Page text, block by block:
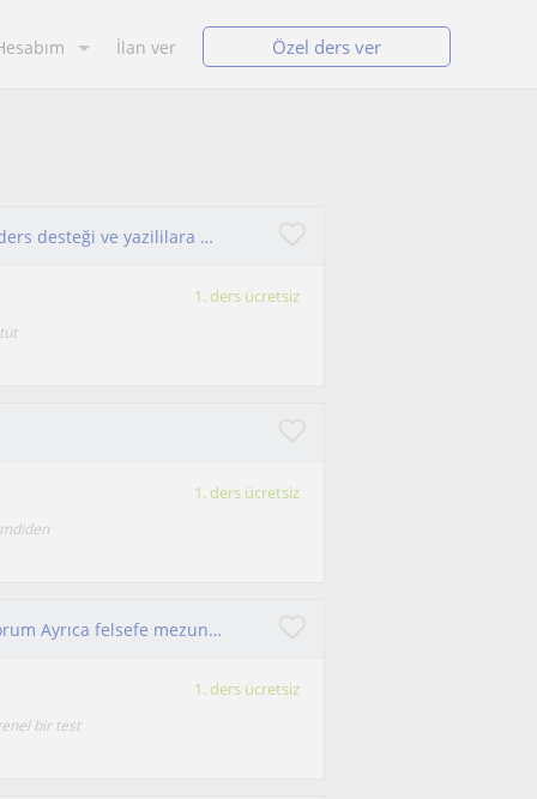
İlan ver Özel ders ver
LGS ingilizce hazirlik.ingilizce konuşma pratiği,ders desteği ve yazililara hazirlik
1. ders ücretsiz
1. ders ücretsiz
Lise üniversite KPSS ales için özel koçluk yapıyorum Ayrıca felsefe mezunuyum sosyoloji psikoloji ve felsefede yardım ederim
1. ders ücretsiz
bir test